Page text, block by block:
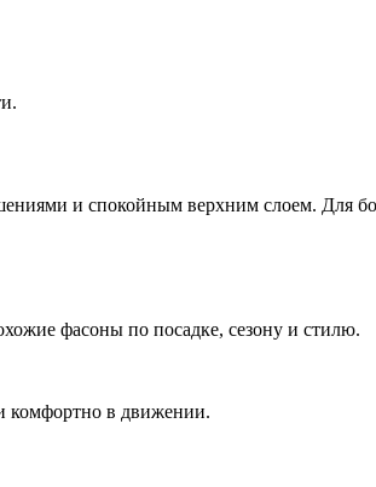
и спокойным верхним слоем. Для
фасоны по посадке, сезону и стилю.
комфортно в движении.